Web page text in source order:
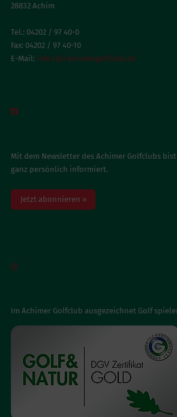
28832 Achim
Tel.: 04202 / 97 40-0
Fax: 04202 / 97 40-10
E-Mail: info (at) achimergolfclub.de

Mit dem Newsletter des Achimer Golfclubs
ganz persönlich informiert.
Jetzt abonnieren »

Im Achimer Golfclub ausgezeichnet Golf